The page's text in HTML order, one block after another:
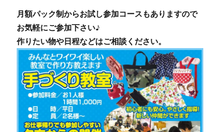
月額パック制からお試し参加コースもありますので
お気軽にご参加下さい♪
作りたい物や日程などはご相談ください。